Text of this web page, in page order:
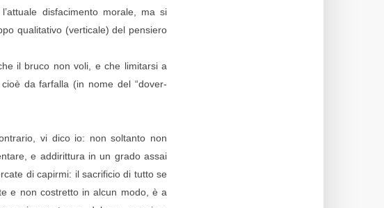
disfacimento morale, ma si
qualitativo (verticale) del pensiero
il bruco non voli, e che limitarsi a
da farfalla (in nome del “dover-
vi dico io: non soltanto non
e addirittura in un grado assai
di capirmi: il sacrificio di tutto se
e non costretto in alcun modo, è a